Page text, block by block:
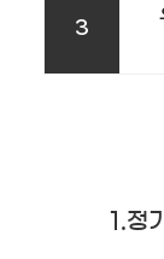
3
1.정